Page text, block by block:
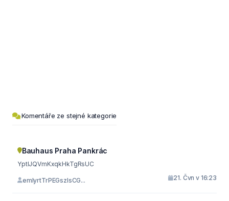
Komentáře ze stejné kategorie
Bauhaus Praha Pankrác
YptIJQVmKxqkHkTgRsUC
emIyrtTrPEGszIsCG... 21. Čvn v 16:23